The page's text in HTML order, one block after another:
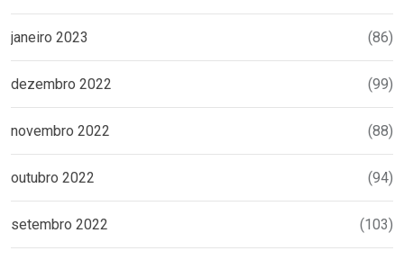
janeiro 2023 (86)
dezembro 2022 (99)
novembro 2022 (88)
outubro 2022 (94)
setembro 2022 (103)